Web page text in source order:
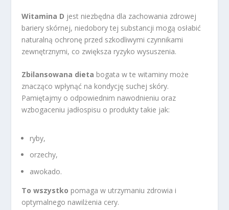
Witamina D jest niezbędna dla zachowania zdrowej
bariery skórnej, niedobory tej substancji mogą osłabić
naturalną ochronę przed szkodliwymi czynnikami
zewnętrznymi, co zwiększa ryzyko wysuszenia.
Zbilansowana dieta bogata w te witaminy może
znacząco wpłynąć na kondycję suchej skóry.
Pamiętajmy o odpowiednim nawodnieniu oraz
wzbogaceniu jadłospisu o produkty takie jak:
ryby,
orzechy,
awokado.
To wszystko pomaga w utrzymaniu zdrowia i
optymalnego nawilżenia cery.